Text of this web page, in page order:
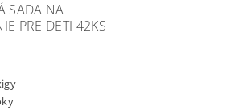
SADA NA
PRE DETI 42KS